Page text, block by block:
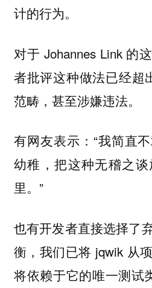
计的行为。
对于 Johannes Link 的
者批评这种做法已经超
范畴，甚至涉嫌违法。
有网友表示：“我简直
幼稚，把这种无稽之
里。”
也有开发者直接选择了
衡，我们已将 jqwik 从
将依赖于它的唯一测试